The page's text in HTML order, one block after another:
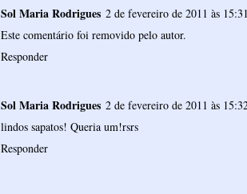
Sol Maria Rodrigues 2 de fevereiro de 2011 às
Este comentário foi removido pelo autor.
Responder
Sol Maria Rodrigues 2 de fevereiro de 2011 às
lindos sapatos! Queria um!rsrs
Responder